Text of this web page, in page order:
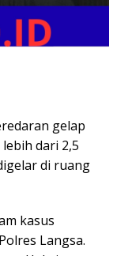
gelap
dari 2,5
di ruang
kasus
Langsa.